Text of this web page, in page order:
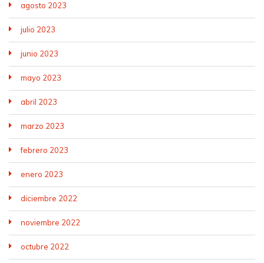
agosto 2023
julio 2023
junio 2023
mayo 2023
abril 2023
marzo 2023
febrero 2023
enero 2023
diciembre 2022
noviembre 2022
octubre 2022